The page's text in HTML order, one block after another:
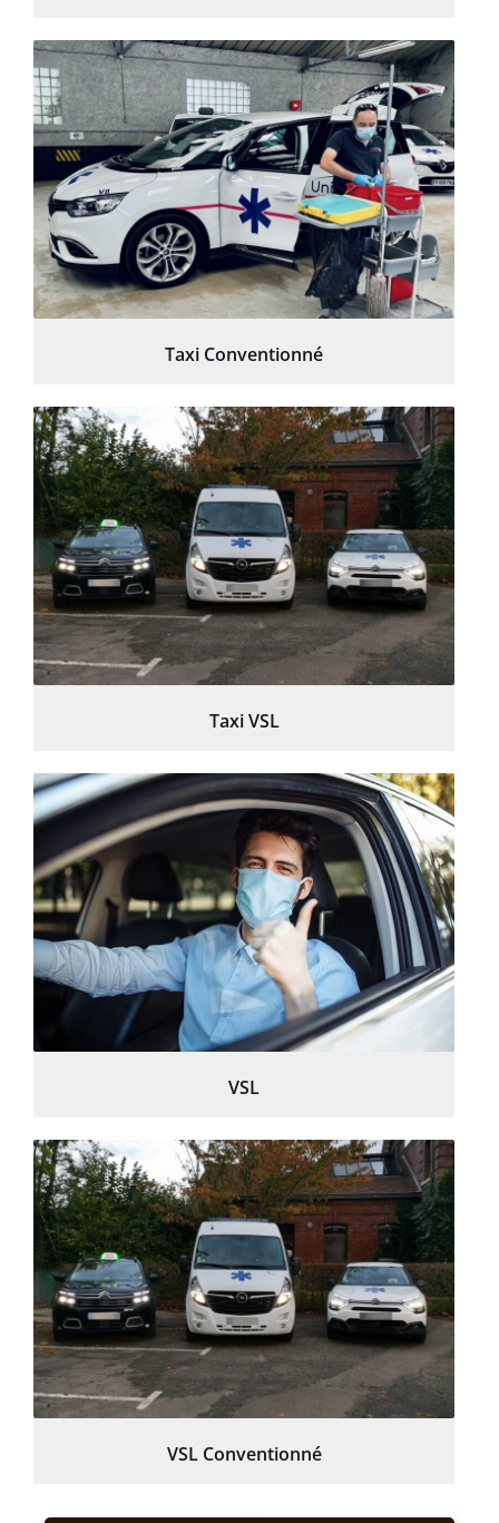
Taxi Conventionné
Taxi VSL
VSL
VSL Conventionné